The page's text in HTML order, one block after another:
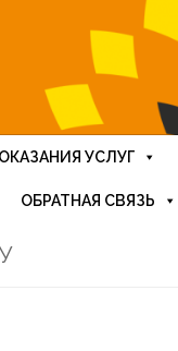
УСЛУГ
ОБРАТНАЯ СВЯЗЬ